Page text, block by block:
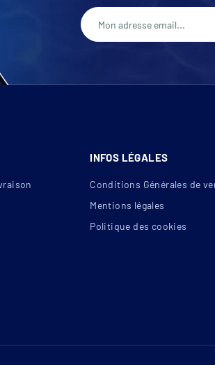
INFOS LÉGALES
Conditions Générales de
Mentions légales
Politique des cookies